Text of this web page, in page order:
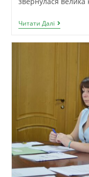
Читати Далі